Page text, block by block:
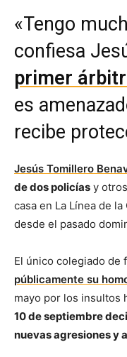
«Tengo
confiesa
primer
es
recibe
Jesús Tomillero
de dos policías y
casa en La Línea de
desde el pasado
El único colegiado de
públicamente su
mayo por los insultos
10 de septiembre
nuevas agresiones y